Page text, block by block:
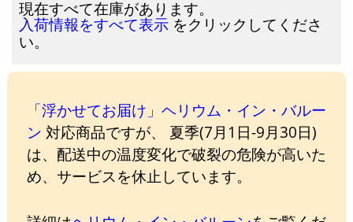
現在すべて在庫があります。
入荷情報をすべて表示 をクリックしてくださ
い。
「浮かせてお届け」ヘリウム・イン・バルー
ン 対応商品ですが、 夏季(7月1日-9月30日)
は、配送中の温度変化で破裂の危険が高いた
め、サービスを休止しています。